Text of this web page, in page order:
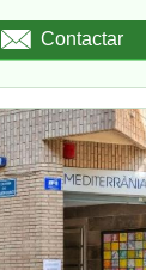
Contactar